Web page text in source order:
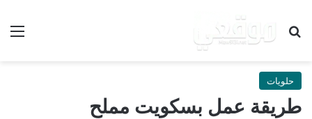
بحث عن
حلويات
طريقة عمل بسكويت مملح